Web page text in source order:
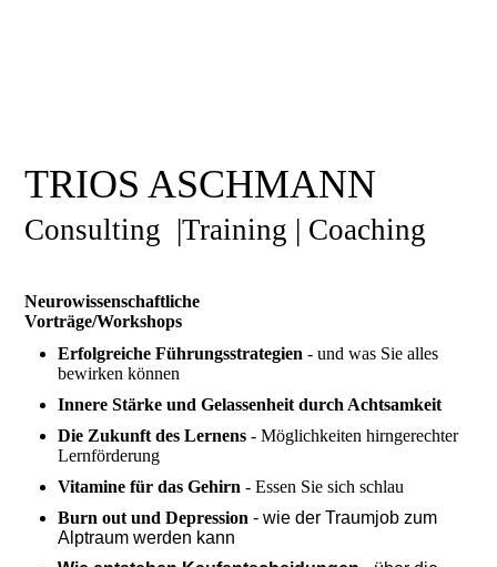
TRIOS ASCHMANN
Consulting |Training | Coaching
Neurowissenschaftliche
Vorträge/Workshops
Erfolgreiche Führungsstrategien- und was Sie alles
bewirken können
Innere Stärke und Gelassenheit durch Achtsamkeit
Die Zukunft des Lernens - Möglichkeiten hirngerechter
Lernförderung
Vitamine für das Gehirn - Essen Sie sich schlau
Burn out und Depression - wie der Traumjob zum
Alptraum werden kann